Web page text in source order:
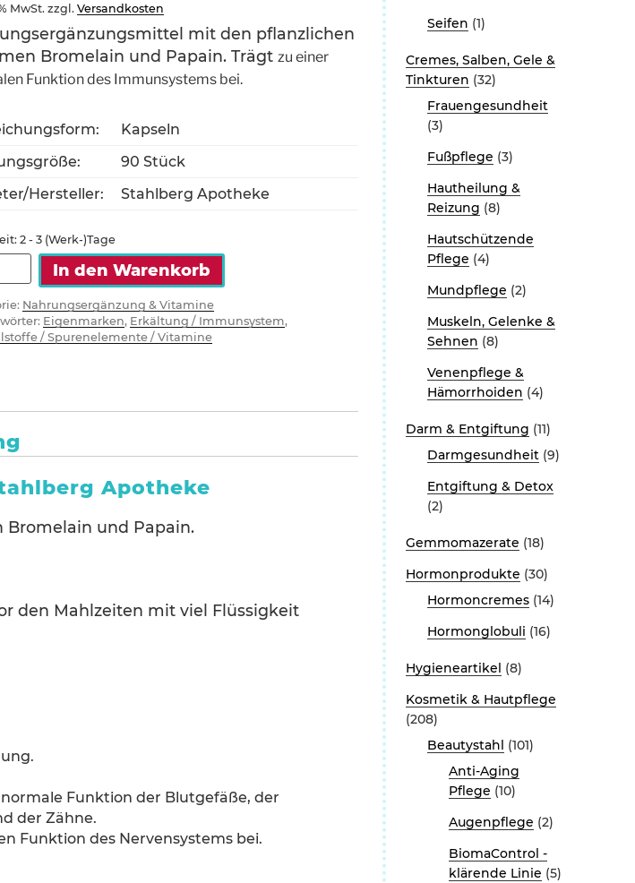
MwSt. zzgl. Versandkosten
mit den pflanzlichen
Bromelain und Papain. Trägt zu einer
Funktion des Immunsystems bei.
Kapseln
90 Stück
Hersteller:
Stahlberg Apotheke
2 - 3 (Werk-)Tage
In den Warenkorb
Nahrungsergänzung & Vitamine
Eigenmarken, Erkältung / Immunsystem,
/ Spurenelemente / Vitamine
Apotheke
und Papain.
den Mahlzeiten mit viel Flüssigkeit
Funktion der Blutgefäße, der
der Zähne.
Funktion des Nervensystems bei.
Seifen (1)
Cremes, Salben, Gele &
Tinkturen (32)
Frauengesundheit
(3)
Fußpflege (3)
Hautheilung &
Reizung (8)
Hautschützende
Pflege (4)
Mundpflege (2)
Muskeln, Gelenke &
Sehnen (8)
Venenpflege &
Hämorrhoiden (4)
Darm & Entgiftung (11)
Darmgesundheit (9)
Entgiftung & Detox
(2)
Gemmomazerate (18)
Hormonprodukte (30)
Hormoncremes (14)
Hormonglobuli (16)
Hygieneartikel (8)
Kosmetik & Hautpflege
(208)
Beautystahl (101)
Anti-Aging
Pflege (10)
Augenpflege (2)
BiomaControl -
klärende Linie (5)